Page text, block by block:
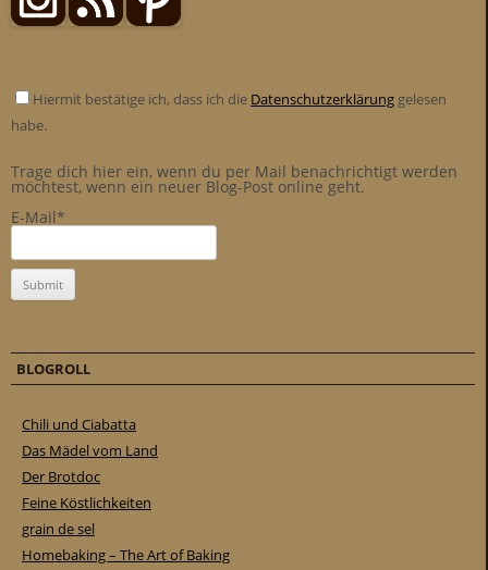
Hiermit bestätige ich, dass ich die Datenschutzerklärung gelesen
habe.
Trage dich hier ein, wenn du per Mail benachrichtigt werden
möchtest, wenn ein neuer Blog-Post online geht.
E-Mail*
BLOGROLL
Chili und Ciabatta
Das Mädel vom Land
Der Brotdoc
Feine Köstlichkeiten
grain de sel
Homebaking – The Art of Baking